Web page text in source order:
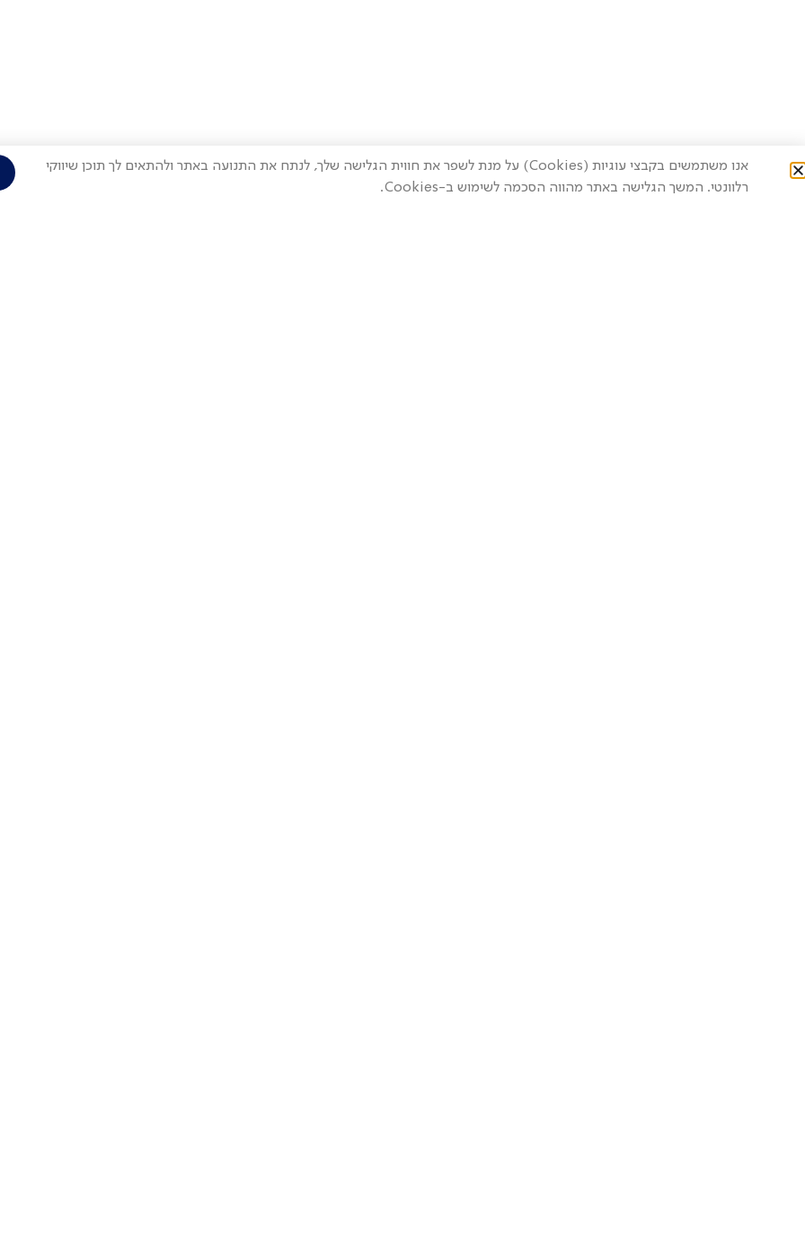
אנו משתמשים בקבצי עוגיות (Cookies) על מנת לשפר את חווית הגלישה שלך, לנתח את התנועה באתר ולהתאים לך תוכן שיווקי
רלוונטי. המשך הגלישה באתר מהווה הסכמה לשימוש ב-Cookies.